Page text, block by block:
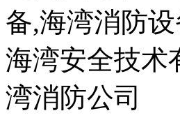
备,海湾消防
海湾安全技术
湾消防公司